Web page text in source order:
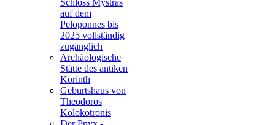
Schloss Mystras
auf dem
Peloponnes bis
2025 vollständig
zugänglich
Archäologische
Stätte des antiken
Korinth
Geburtshaus von
Theodoros
Kolokotronis